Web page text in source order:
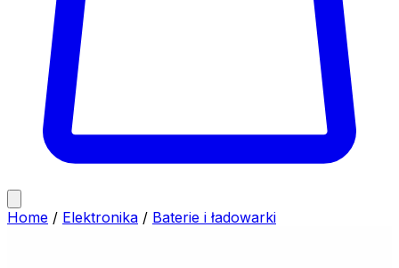
Home / Elektronika / Baterie i ładowarki